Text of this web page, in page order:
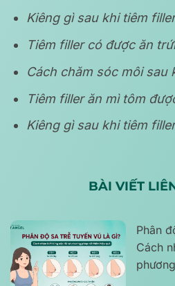
Kiêng gì sau khi tiêm
Tiêm filler có được ăn
Cách chăm sóc môi sau
Tiêm filler ăn mì tôm
Kiêng gì sau khi tiêm
BÀI VIẾT
Phân
Cách